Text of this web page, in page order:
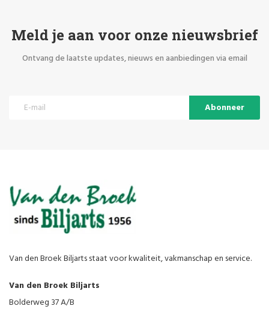
Meld je aan voor onze nieuwsbrief
Ontvang de laatste updates, nieuws en aanbiedingen via email
Abonneer
Van den Broek Biljarts staat voor kwaliteit, vakmanschap en service.
Van den Broek Biljarts
Bolderweg 37 A/B